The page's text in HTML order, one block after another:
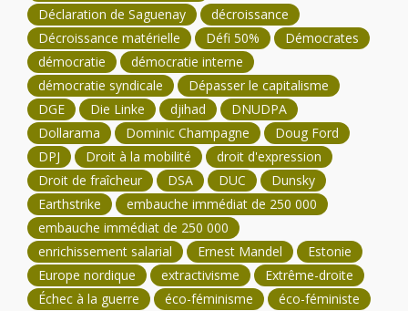
Déclaration de Saguenay
décroissance
Décroissance matérielle
Défi 50%
Démocrates
démocratie
démocratie interne
démocratie syndicale
Dépasser le capitalisme
DGE
Die Linke djihad
DNUDPA
Dollarama
Dominic Champagne
Doug Ford
DPJ
Droit à la mobilité
droit d'expression
Droit de fraîcheur
DSA DUC
Dunsky
Earthstrike
embauche immédiat de 250 000
embauche immédiat de 250 000
enrichissement salarial
Ernest Mandel
Estonie
Europe nordique
extractivisme
Extrême-droite
Échec à la guerre
éco-féminisme
éco-féministe